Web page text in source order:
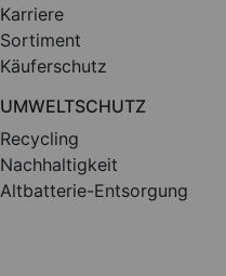
Karriere
Sortiment
Käuferschutz
UMWELTSCHUTZ
Recycling
Nachhaltigkeit
Altbatterie-Entsorgung